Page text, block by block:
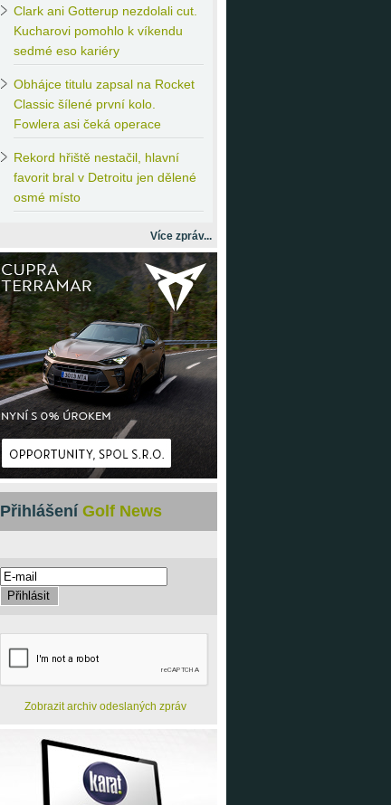
Clark ani Gotterup nezdolali cut.
Kucharovi pomohlo k víkendu
sedmé eso kariéry
Obhájce titulu zapsal na Rocket
Classic šílené první kolo.
Fowlera asi čeká operace
Rekord hřiště nestačil, hlavní
favorit bral v Detroitu jen dělené
osmé místo
Více zpráv...
Přihlášení Golf News
Zobrazit archiv odeslaných zpráv